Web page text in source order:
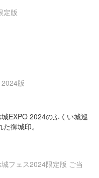
定版
版
EXPO 2024のふくい城巡
御城印。
フェス2024限定版 ご当